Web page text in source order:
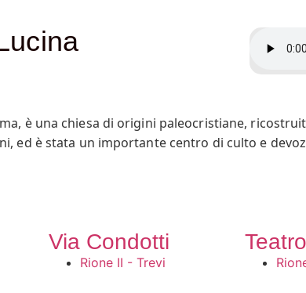
è una chiesa di origini paleocristiane,
ed è stata un importante centro di culto e
la figura di Ennio Quirino Visconti, famoso
decorata con un elaborato monumento
Via Condotti
Rione II - Trevi